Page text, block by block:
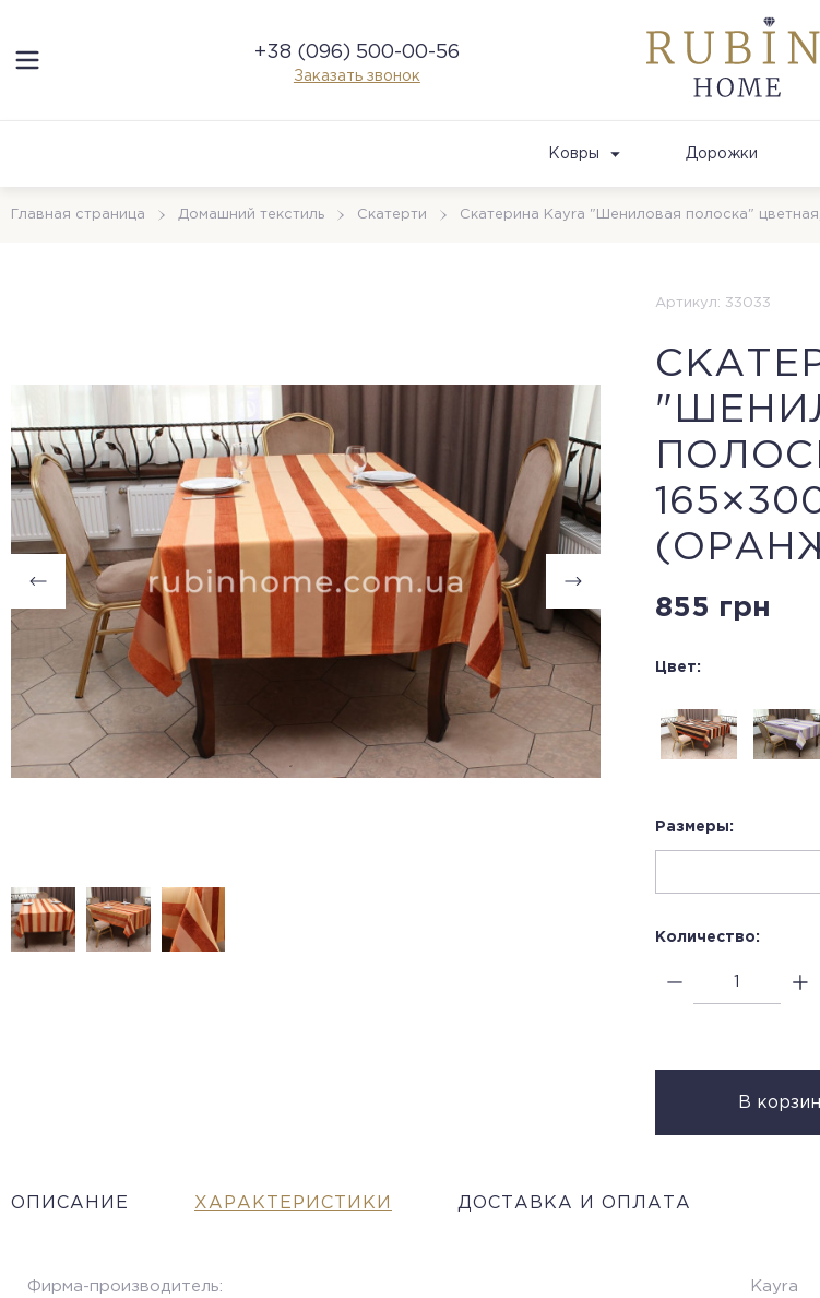
+38 (096) 500-00-56
Заказать звонок
Ковры Дорожки
Главная страница Домашний текстиль Скатерти Cкатерина Kayra "Шениловая полоска"
Артикул: 33033
855 грн
Цвет:
Размеры:
Количество:
В
ОПИСАНИЕ ХАРАКТЕРИСТИКИ ДОСТАВКА И ОПЛАТА
Фирма-производитель: Kayra